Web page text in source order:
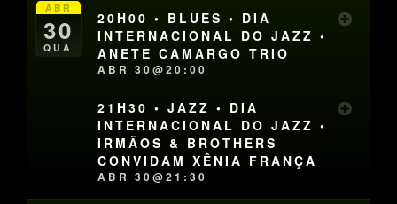
ABR
30
QUA
20H00 • BLUES • DIA
INTERNACIONAL DO JAZZ •
ANETE CAMARGO TRIO
ABR 30@20:00
21H30 • JAZZ • DIA
INTERNACIONAL DO JAZZ •
IRMÃOS & BROTHERS
CONVIDAM XÊNIA FRANÇA
ABR 30@21:30